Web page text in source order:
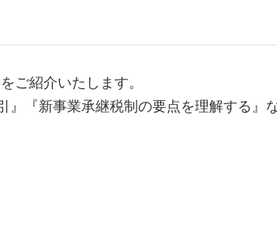
ご紹介いたします。
』『新事業承継税制の要点を理解する』